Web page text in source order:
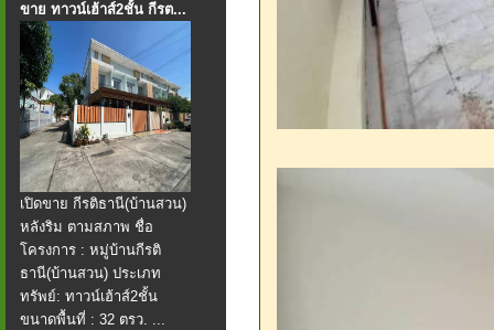
ขาย ทาวน์เฮ้าส์2ชั้น กีรต...
เปิดขาย กีรติธานี(บ้านสวน)
หลังริม ตามสภาพ ชื่อ
โครงการ : หมู่บ้านกีรติ
ธานี(บ้านสวน) ประเภท
ทรัพย์: ทาวน์เฮ้าส์2ชั้น
ขนาดพื้นที่ : 32 ตรว. ...